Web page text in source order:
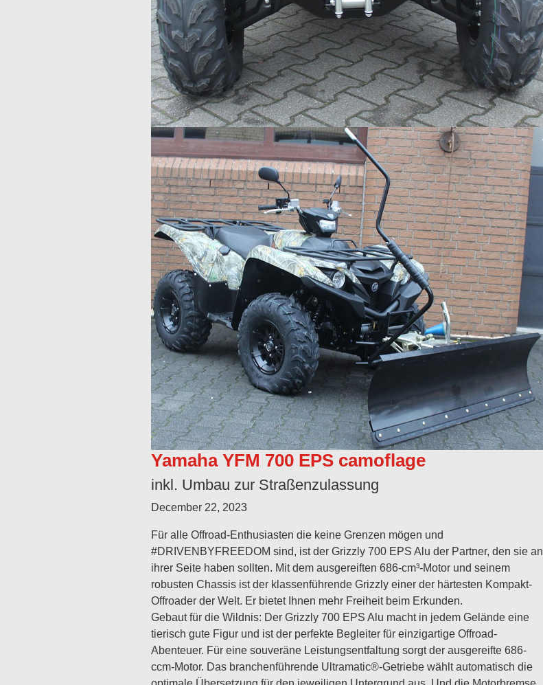
Yamaha YFM 700 EPS camoflage
inkl. Umbau zur Straßenzulassung
December 22, 2023
Für alle Offroad-Enthusiasten die keine Grenzen mögen und
#DRIVENBYFREEDOM sind, ist der Grizzly 700 EPS Alu der Partner, den sie an
ihrer Seite haben sollten. Mit dem ausgereiften 686-cm³-Motor und seinem
robusten Chassis ist der klassenführende Grizzly einer der härtesten Kompakt-
Offroader der Welt. Er bietet Ihnen mehr Freiheit beim Erkunden.
Gebaut für die Wildnis: Der Grizzly 700 EPS Alu macht in jedem Gelände eine
tierisch gute Figur und ist der perfekte Begleiter für einzigartige Offroad-
Abenteuer. Für eine souveräne Leistungsentfaltung sorgt der ausgereifte 686-
ccm-Motor. Das branchenführende Ultramatic®-Getriebe wählt automatisch die